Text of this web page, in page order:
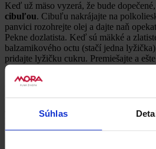
Súhlas
Keď už mäso vyzerá, že bude dopečené,
cibuľou. Cibuľu nakrájajte na
panvici rozohrejte olej a dajte naň
Pekne dozlatista. Keď sú mäkké a
balzamikového octu (stačí jedna
pridajte lyžičku cukru. Premiešajte a
cukor zľahka skaramelizuje. Podávate k
Ideálnou prílohou sú zemiaky, krúpy
Ako dezert odporúčame
hruškový
posýpkou.